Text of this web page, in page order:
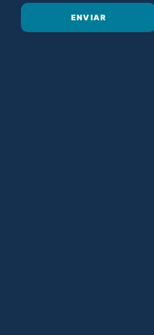
ENVIAR